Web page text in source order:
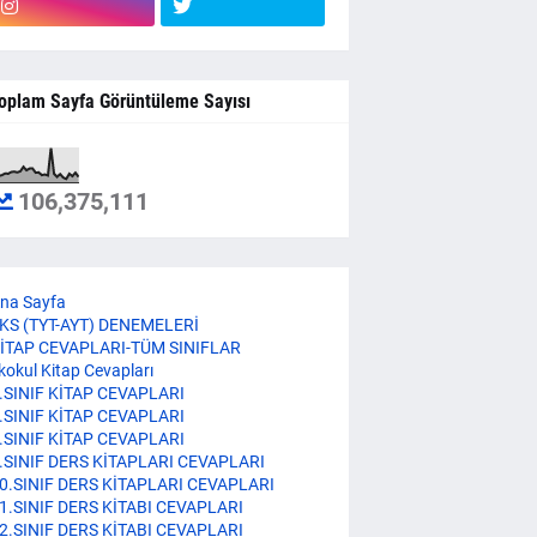
Sayfa Görüntüleme Sayısı
106,375,111
Sayfa
(TYT-AYT) DENEMELERİ
CEVAPLARI-TÜM SINIFLAR
Kitap Cevapları
KİTAP CEVAPLARI
KİTAP CEVAPLARI
KİTAP CEVAPLARI
DERS KİTAPLARI CEVAPLARI
DERS KİTAPLARI CEVAPLARI
DERS KİTABI CEVAPLARI
DERS KİTABI CEVAPLARI